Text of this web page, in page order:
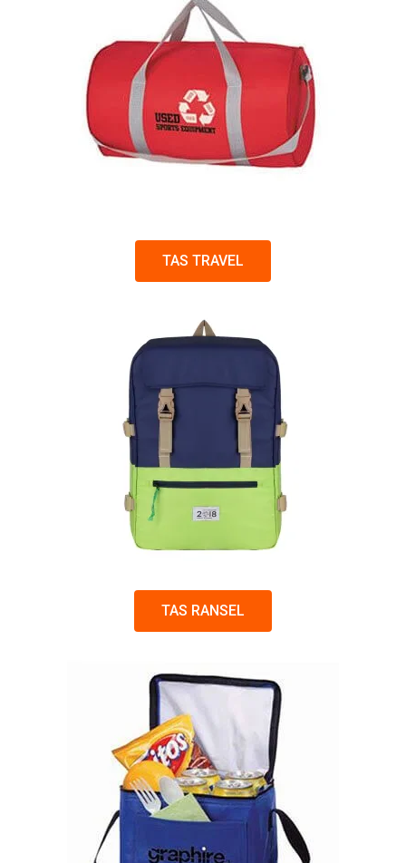
TAS TRAVEL
TAS RANSEL